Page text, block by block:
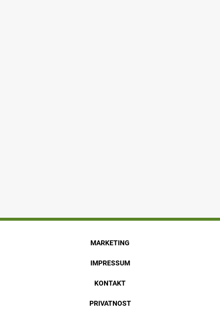
MARKETING
IMPRESSUM
KONTAKT
PRIVATNOST